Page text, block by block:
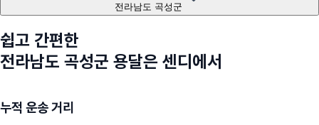
전라남도 곡성군
쉽고 간편한
전라남도 곡성군 용달은 센디에서
누적 운송 거리